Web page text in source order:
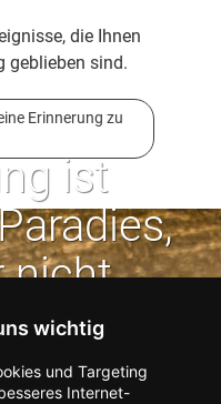
wichtig
und Targeting
Internet-
die Ihnen
geblieben sind.
Erinnerung zu
ist
nicht
Paul